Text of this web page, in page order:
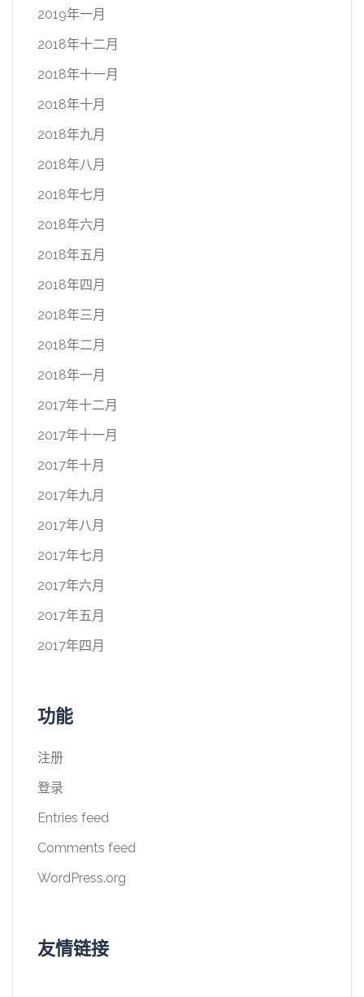
2019年一月
2018年十二月
2018年十一月
2018年十月
2018年九月
2018年八月
2018年七月
2018年六月
2018年五月
2018年四月
2018年三月
2018年二月
2018年一月
2017年十二月
2017年十一月
2017年十月
2017年九月
2017年八月
2017年七月
2017年六月
2017年五月
2017年四月
功能
注册
登录
Entries feed
Comments feed
WordPress.org
友情链接